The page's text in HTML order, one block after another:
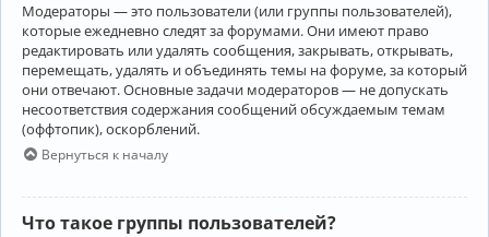
Модераторы — это пользователи (или группы пользователей),
которые ежедневно следят за форумами. Они имеют право
редактировать или удалять сообщения, закрывать, открывать,
перемещать, удалять и объединять темы на форуме, за который
они отвечают. Основные задачи модераторов — не допускать
несоответствия содержания сообщений обсуждаемым темам
(оффтопик), оскорблений.
Вернуться к началу
Что такое группы пользователей?